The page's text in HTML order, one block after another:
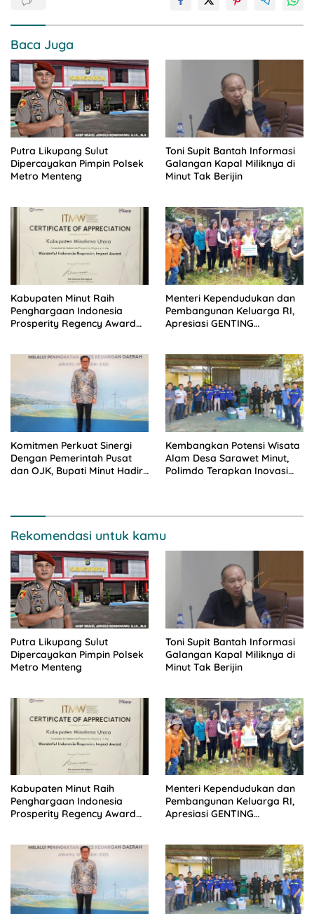
Baca Juga
Putra Likupang Sulut
Dipercayakan Pimpin Polsek
Metro Menteng
Toni Supit Bantah Informasi
Galangan Kapal Miliknya di
Minut Tak Berijin
Kabupaten Minut Raih
Penghargaan Indonesia
Prosperity Regency Award
Menteri Kependudukan dan
Pembangunan Keluarga RI,
Apresiasi GENTING
Komitmen Perkuat Sinergi
Dengan Pemerintah Pusat
dan OJK, Bupati Minut Hadiri
Kembangkan Potensi Wisata
Alam Desa Sarawet Minut,
Polimdo Terapkan Inovasi
Rekomendasi untuk kamu
Putra Likupang Sulut
Dipercayakan Pimpin Polsek
Metro Menteng
Toni Supit Bantah Informasi
Galangan Kapal Miliknya di
Minut Tak Berijin
Kabupaten Minut Raih
Penghargaan Indonesia
Prosperity Regency Award
Menteri Kependudukan dan
Pembangunan Keluarga RI,
Apresiasi GENTING